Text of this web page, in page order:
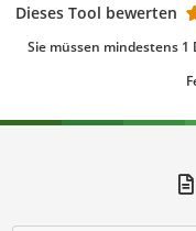
Dieses Tool bewerten
Sie müssen mindestens